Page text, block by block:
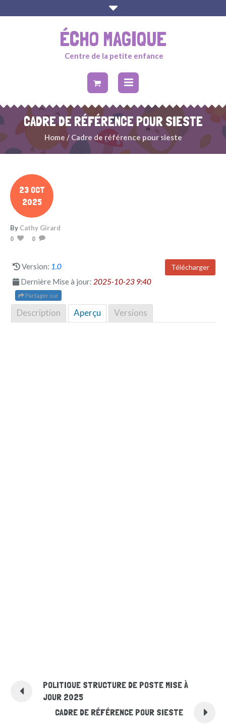
ÉCHO MAGIQUE
Centre de la petite enfance
CADRE DE RÉFÉRENCE POUR SIESTE
Home / Cadre de référence pour sieste
23 OCT
2025
By Cathy Girard
0
0
Télécharger
Version: 1.0
Dernière Mise à jour: 2025-10-23 9:40
Partager sur
Description Aperçu Versions
POLITIQUE STRUCTURE DE POSTE MISE À
JOUR 2025
CADRE DE RÉFÉRENCE POUR SIESTE